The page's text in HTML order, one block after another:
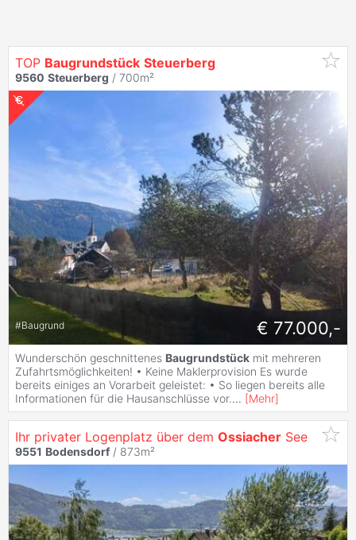
TOP Baugrundstück Steuerberg
9560 Steuerberg / 700m²
#Baugrund € 77.000,-
Wunderschön geschnittenes Baugrundstück mit mehreren
Zufahrtsmöglichkeiten! • Keine Maklerprovision Es wurde
bereits einiges an Vorarbeit geleistet: • So liegen bereits alle
Informationen für die Hausanschlüsse vor.... [Mehr]
Ihr privater Logenplatz über dem Ossiacher See
9551 Bodensdorf / 873m²